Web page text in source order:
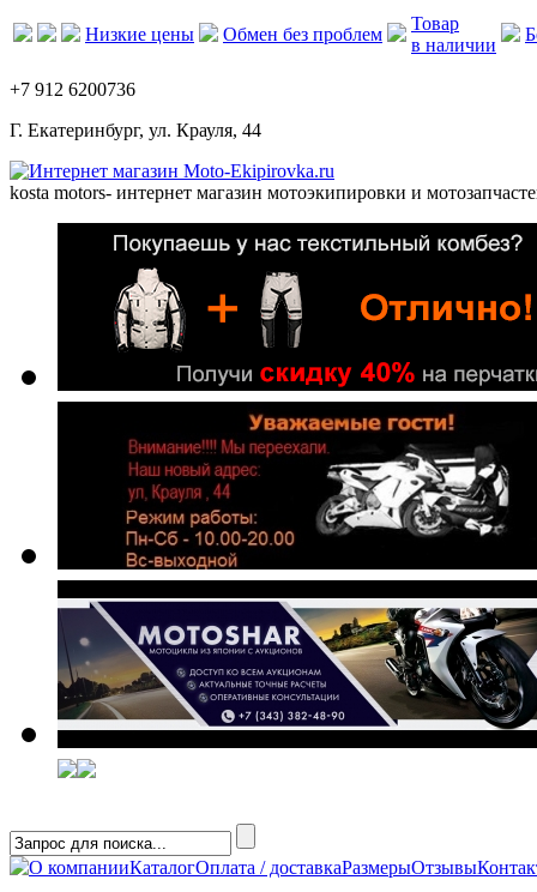
Низкие цены Обмен без проблем
Товар
в наличии
+7 912 6200736
Г. Екатеринбург, ул. Крауля, 44
kosta motors- интернет магазин мотоэкипировки и
О компанииКаталогОплата / доставкаРазмерыОтзывы